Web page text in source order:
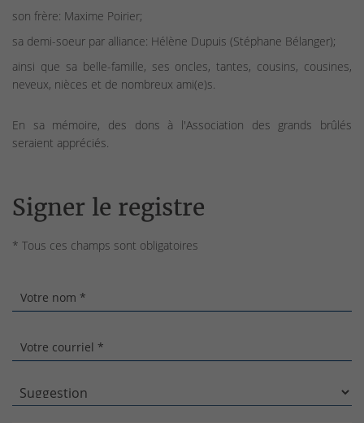
son frère: Maxime Poirier;
sa demi-soeur par alliance: Hélène Dupuis (Stéphane Bélanger);
ainsi que sa belle-famille, ses oncles, tantes, cousins, cousines,
neveux, nièces et de nombreux ami(e)s.
En sa mémoire, des dons à l'Association des grands brûlés
seraient appréciés.
Signer le registre
* Tous ces champs sont obligatoires
Votre nom *
Votre courriel *